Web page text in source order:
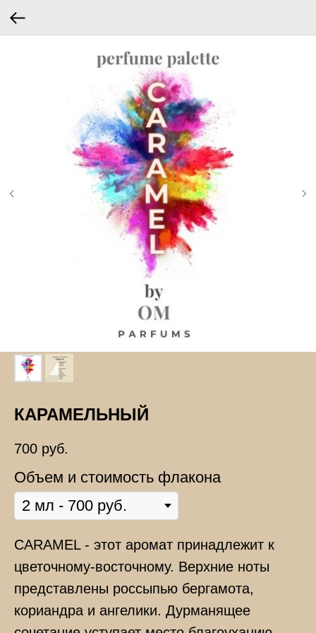
КАРАМЕЛЬНЫЙ
700 руб.
Объем и стоимость флакона
CARAMEL - этот аромат принадлежит к
цветочному-восточному. Верхние ноты
представлены россыпью бергамота,
кориандра и ангелики. Дурманящее